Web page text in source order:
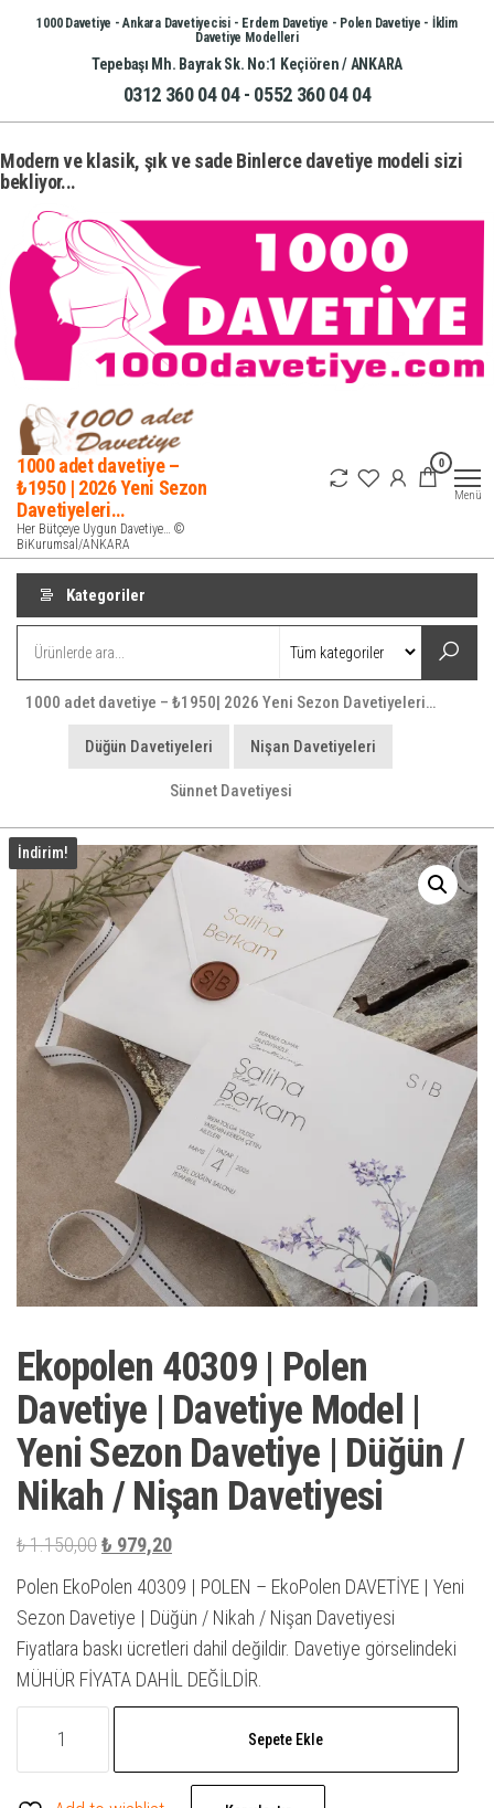
İçeriğe1000 Davetiye - Ankara Davetiyecisi - Erdem Davetiye - Polen Davetiye - İklim
Davetiye Modelleri
Tepebaşı Mh. Bayrak Sk. No:1 Keçiören / ANKARA
0312 360 04 04 - 0552 360 04 04
Modern ve klasik, şık ve sade Binlerce davetiye modeli sizi
bekliyor...
1000 adet davetiye –
₺1950 | 2026 Yeni Sezon
Davetiyeleri…
Her Bütçeye Uygun Davetiye… ©
BiKurumsal/ANKARA
0
Menü
Kategoriler
1000 adet davetiye – ₺1950| 2026 Yeni Sezon Davetiyeleri…
Düğün Davetiyeleri Nişan Davetiyeleri
Sünnet Davetiyesi
İndirim!
Ekopolen 40309 | Polen
Davetiye | Davetiye Model |
Yeni Sezon Davetiye | Düğün /
Nikah / Nişan Davetiyesi
₺1.150,00Orijinal
fiyat:
₺ 1.150,00.
₺ 979,20Şu
andaki
fiyat:
₺ 979,20.
Polen EkoPolen 40309 | POLEN – EkoPolen DAVETİYE | Yeni
Sezon Davetiye | Düğün / Nikah / Nişan Davetiyesi
Fiyatlara baskı ücretleri dahil değildir. Davetiye görselindeki
MÜHÜR FİYATA DAHİL DEĞİLDİR.
40309
Sepete Ekle